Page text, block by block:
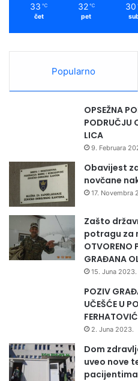
33 ℃
čet
32 ℃
pet
30
Popularno
OPSEŽNA
PODRUČJU
LICA
9. Februara
Obavijest
novčane
17. Novembra
Zašto
potragu za
OTVORENO
GRAĐANA
15. Juna 2023.
POZIV
UČEŠĆE U
2. Juna 2023.
Dom
uveo nove
pacijentima